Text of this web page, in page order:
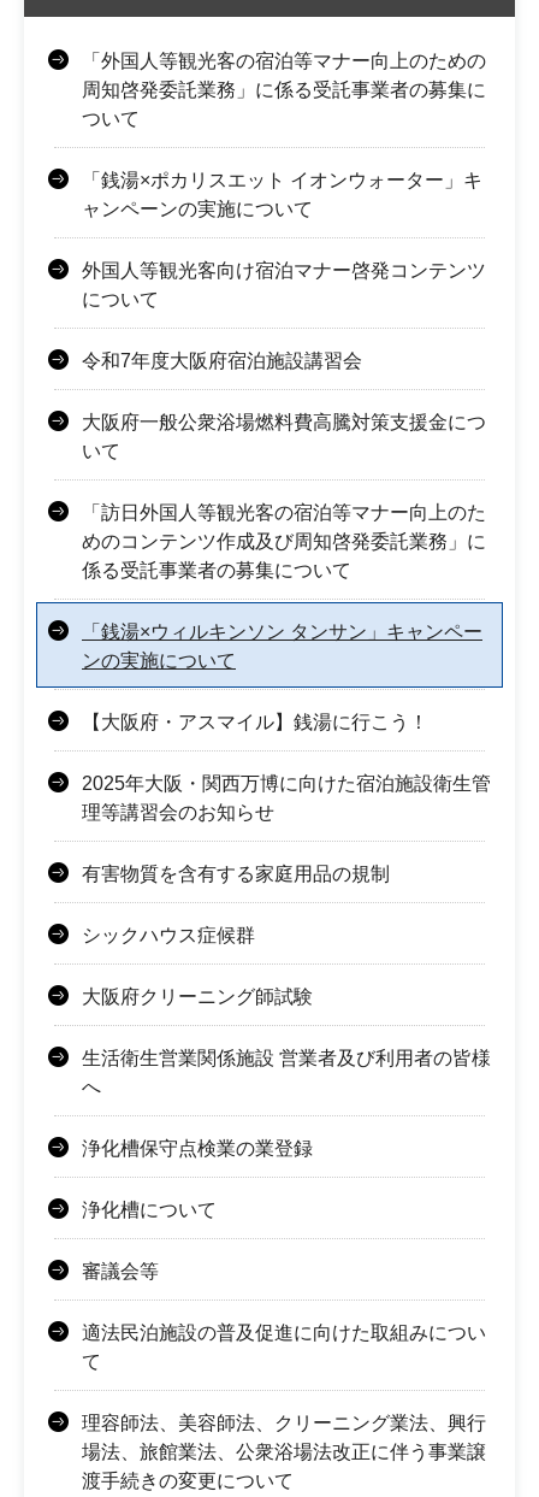
「外国人等観光客の宿泊等マナー向上のための
周知啓発委託業務」に係る受託事業者の募集に
ついて
「銭湯×ポカリスエット イオンウォーター」キ
ャンペーンの実施について
外国人等観光客向け宿泊マナー啓発コンテンツ
について
令和7年度大阪府宿泊施設講習会
大阪府一般公衆浴場燃料費高騰対策支援金につ
いて
「訪日外国人等観光客の宿泊等マナー向上のた
めのコンテンツ作成及び周知啓発委託業務」に
係る受託事業者の募集について
「銭湯×ウィルキンソン タンサン」キャンペー
ンの実施について
【大阪府・アスマイル】銭湯に行こう！
2025年大阪・関西万博に向けた宿泊施設衛生管
理等講習会のお知らせ
有害物質を含有する家庭用品の規制
シックハウス症候群
大阪府クリーニング師試験
生活衛生営業関係施設 営業者及び利用者の皆様
へ
浄化槽保守点検業の業登録
浄化槽について
審議会等
適法民泊施設の普及促進に向けた取組みについ
て
理容師法、美容師法、クリーニング業法、興行
場法、旅館業法、公衆浴場法改正に伴う事業譲
渡手続きの変更について